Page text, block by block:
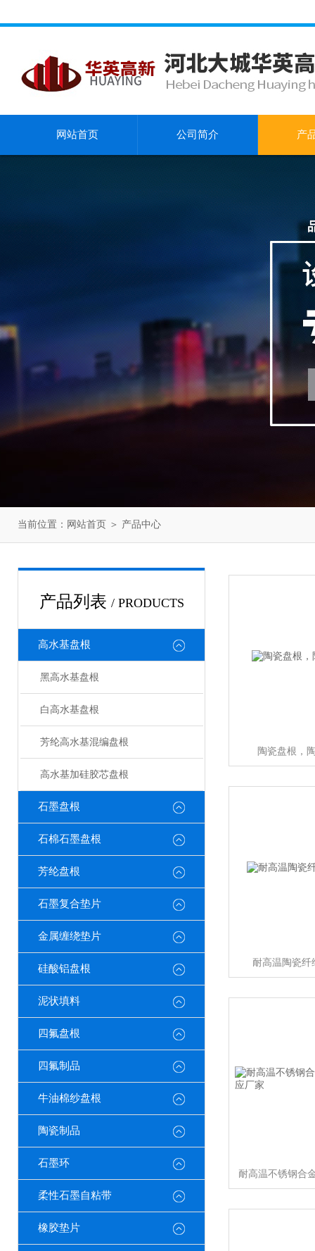
网站首页 公司简介 产
当前位置： 网站首页 ＞ 产品中心
产品列表 / PRODUCTS
高水基盘根
黑高水基盘根
白高水基盘根
芳纶高水基混编盘根
高水基加硅胶芯盘根
石墨盘根
石棉石墨盘根
芳纶盘根
石墨复合垫片
金属缠绕垫片
硅酸铝盘根
泥状填料
四氟盘根
四氟制品
牛油棉纱盘根
陶瓷制品
石墨环
柔性石墨自粘带
橡胶垫片
陶瓷盘根，
耐高温陶瓷纤